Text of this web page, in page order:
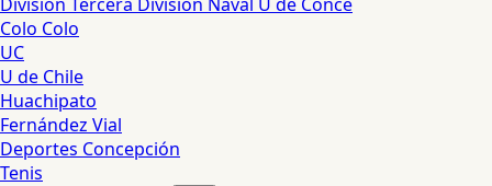
Colo Colo
UC
U de Chile
Huachipato
Fernández Vial
Deportes Concepción
Tenis